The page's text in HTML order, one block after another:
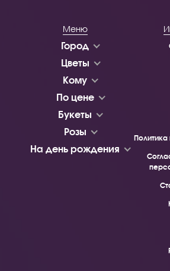
Меню
Город
Цветы
Кому
По цене
Букеты
Розы
На день рождения